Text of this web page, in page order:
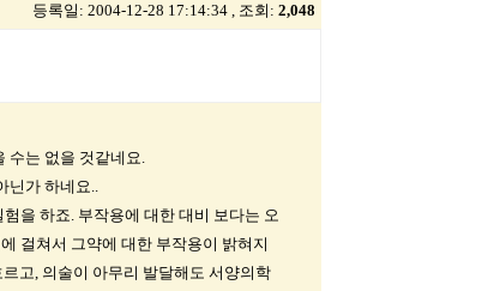
등록일: 2004-12-28 17:14:34 , 조회: 2,048
수는 없을 것같네요.
닌가 하네요..
을 하죠. 부작용에 대한 대비 보다는 오
걸쳐서 그약에 대한 부작용이 밝혀지
고, 의술이 아무리 발달해도 서양의학